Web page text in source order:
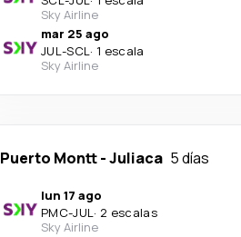
Sky Airline
mar 25 ago
JUL-SCL· 1 escala
Sky Airline
Puerto Montt-Juliaca 5 días
lun 17 ago
PMC-JUL· 2 escalas
Sky Airline